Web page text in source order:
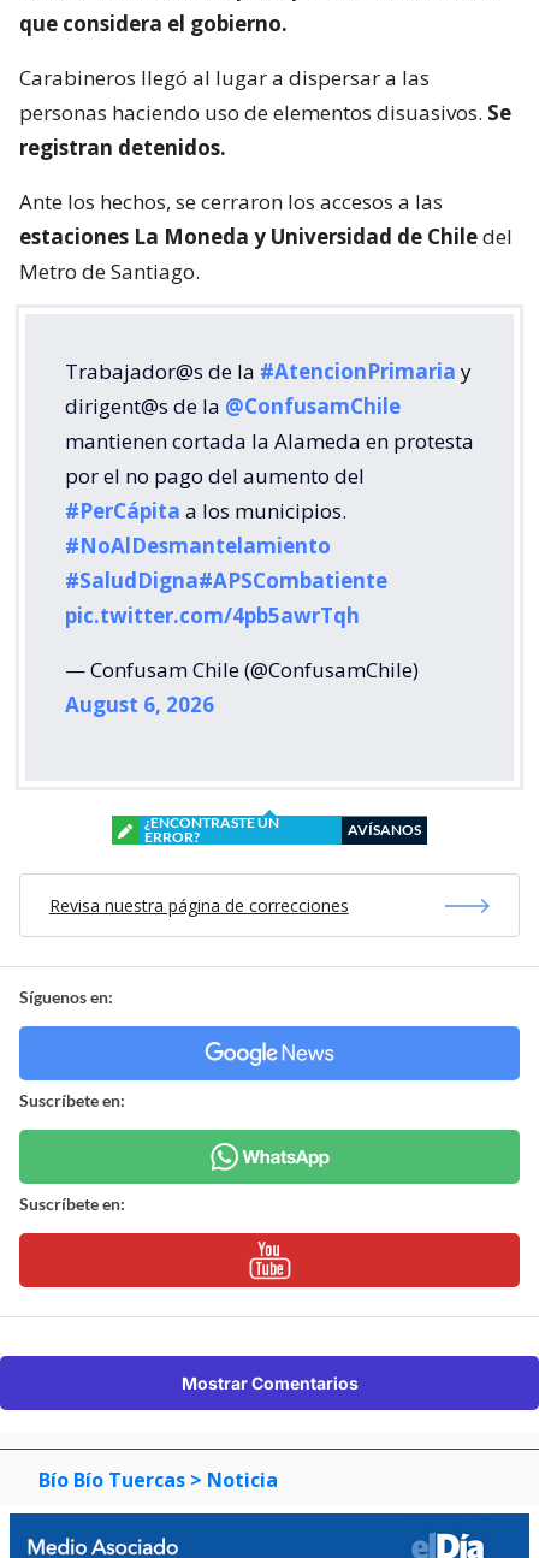
que considera el gobierno.
Carabineros llegó al lugar a dispersar a las
personas haciendo uso de elementos disuasivos. Se
registran detenidos.
Ante los hechos, se cerraron los accesos a las
estaciones La Moneda y Universidad de Chiledel
Metro de Santiago.
Trabajador@s de la #AtencionPrimaria y
dirigent@s de la @ConfusamChile
mantienen cortada la Alameda en protesta
por el no pago del aumento del
#PerCápita a los municipios.
#NoAlDesmantelamiento
#SaludDigna#APSCombatiente
pic.twitter.com/4pb5awrTqh
— Confusam Chile (@ConfusamChile)
August 6, 2026
¿ENCONTRASTE UN
ERROR?
AVÍSANOS
Revisa nuestra página de correcciones
Síguenos en:
Suscríbete en:
Suscríbete en:
Mostrar Comentarios
Bío Bío Tuercas > Noticia